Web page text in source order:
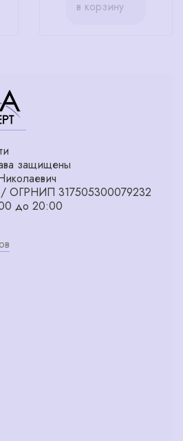
в корзину
защищены
ОГРНИП 317505300079232
до 20:00